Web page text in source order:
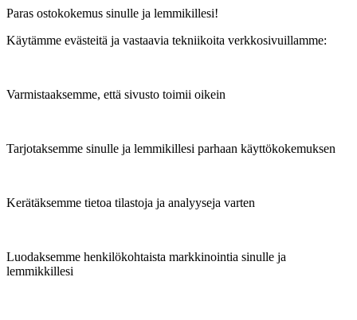
Paras ostokokemus sinulle ja lemmikillesi!
Käytämme evästeitä ja vastaavia tekniikoita verkkosivuillamme:
Varmistaaksemme, että sivusto toimii oikein
Tarjotaksemme sinulle ja lemmikillesi parhaan käyttökokemuksen
Kerätäksemme tietoa tilastoja ja analyyseja varten
Luodaksemme henkilökohtaista markkinointia sinulle ja
lemmikkillesi